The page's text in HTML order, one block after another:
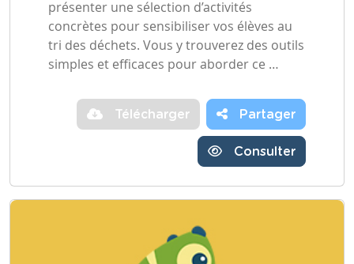
présenter une sélection d’activités
concrètes pour sensibiliser vos élèves au
tri des déchets. Vous y trouverez des outils
simples et efficaces pour aborder ce …
Télécharger Partager
Consulter